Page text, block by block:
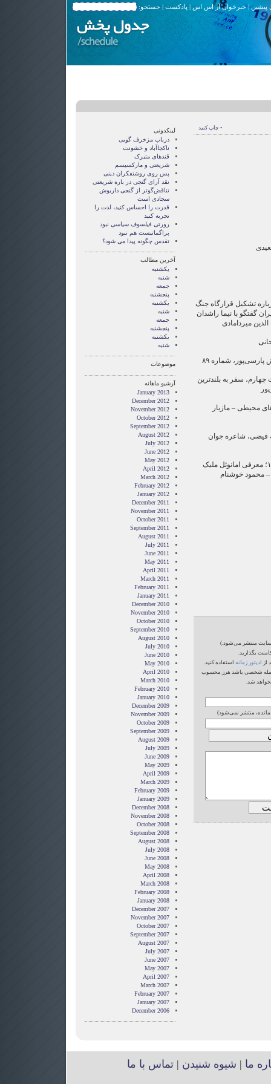
پیشین|خبرخوان آر اس اس |پادکست | جستجو:
• چاپ کنید
تشکیل قرارگاه جنگ
گفتگو با نیما راشدان
میردامادی
چهارم، سفر به بلندترین
محیطی – مازیار
فیضی، شاعره جوان
۲۱:۴۵ موسیقی پیشرو در ایران ۱۷؛ معرفی امانوئل ملیک
– محمود خوشنام
منتشر می‌شود.)
بگذارید.
از
ادیتور زمانه استفاده کنید.
حمله شخصی باشد هرز محسوب
شد.
مانده، منتشر نمی‌شود)
لینکدونی
درباب مزخرف گویی
ناکجاآباد و خشونت
قندهای متبرک
شریعتی و مارکسیسم
پس روی روشنفکران دینی
نقد آرای گنجی در باره شریعتی
تناقض‌گوتر از گنجی داريوش
سجادی است
قدرت را احساس کنید، لذت را
تجربه کنید
رورتی فيلسوف سياسی نبود
پراگماتيست هم نبود
تقدس چگونه پيدا می شود؟
آخرین مطالب
یکشنبه
شنبه
جمعه
پنجشنبه
یکشنبه
شنبه
جمعه
پنجشنبه
یکشنبه
شنبه
موضوعات
آرشیو ماهانه
January 2013
December 2012
November 2012
October 2012
September 2012
August 2012
July 2012
June 2012
May 2012
April 2012
March 2012
February 2012
January 2012
December 2011
November 2011
October 2011
September 2011
August 2011
July 2011
June 2011
May 2011
April 2011
March 2011
February 2011
January 2011
December 2010
November 2010
October 2010
September 2010
August 2010
July 2010
June 2010
May 2010
April 2010
March 2010
February 2010
January 2010
December 2009
November 2009
October 2009
September 2009
August 2009
July 2009
June 2009
May 2009
April 2009
March 2009
February 2009
January 2009
December 2008
November 2008
October 2008
September 2008
August 2008
July 2008
June 2008
May 2008
April 2008
March 2008
February 2008
January 2008
December 2007
November 2007
October 2007
September 2007
August 2007
July 2007
June 2007
May 2007
April 2007
March 2007
February 2007
January 2007
December 2006
ما | شیوه شنیدن |تماس با ما